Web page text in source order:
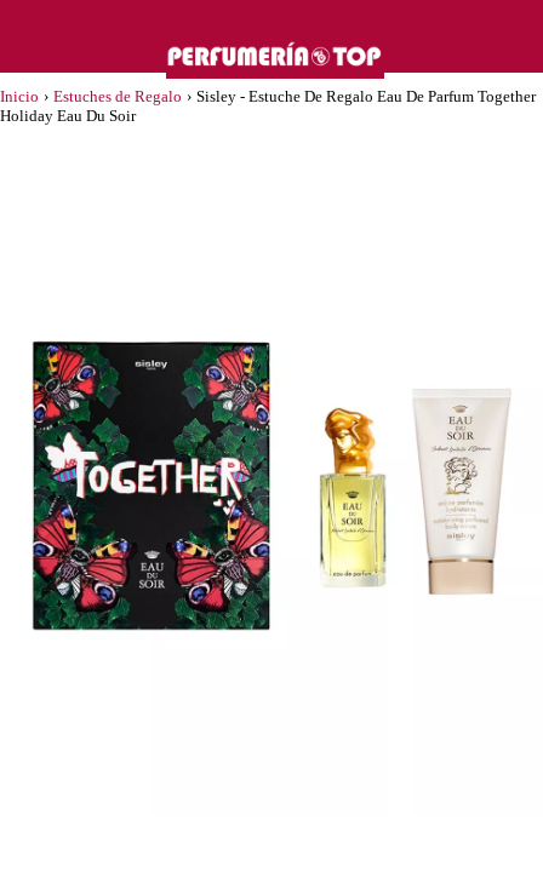
Inicio › Estuches de Regalo › Sisley - Estuche De Regalo Eau De Parfum Together
Holiday Eau Du Soir